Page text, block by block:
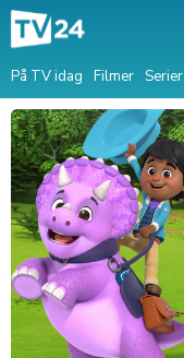
På TV idag Filmer Serier